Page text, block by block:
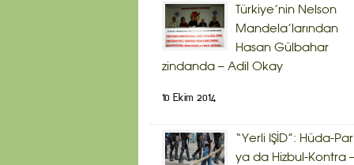
Türkiye’nin Nelson
Mandela’larından
Hasan Gülbahar
zindanda – Adil Okay
10 Ekim 2014
“Yerli IŞİD”: Hüda-Par
ya da Hizbul-Kontra